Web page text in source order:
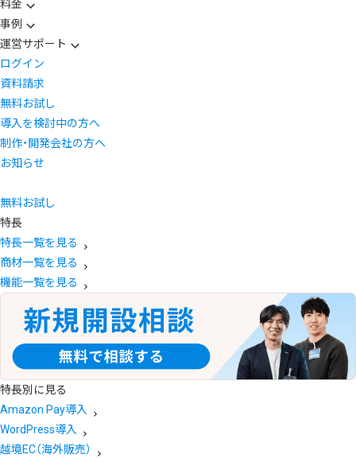
料金
事例
運営サポート
ログイン
資料請求
無料お試し
導入を検討中の方へ
制作・開発会社の方へ
お知らせ
無料お試し
特長
特長一覧を見る
商材一覧を見る
機能一覧を見る
特長別に見る
Amazon Pay導入
WordPress導入
越境EC（海外販売）